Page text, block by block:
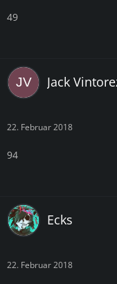
49
Jack
22. Februar 2018
94
Ecks
22. Februar 2018